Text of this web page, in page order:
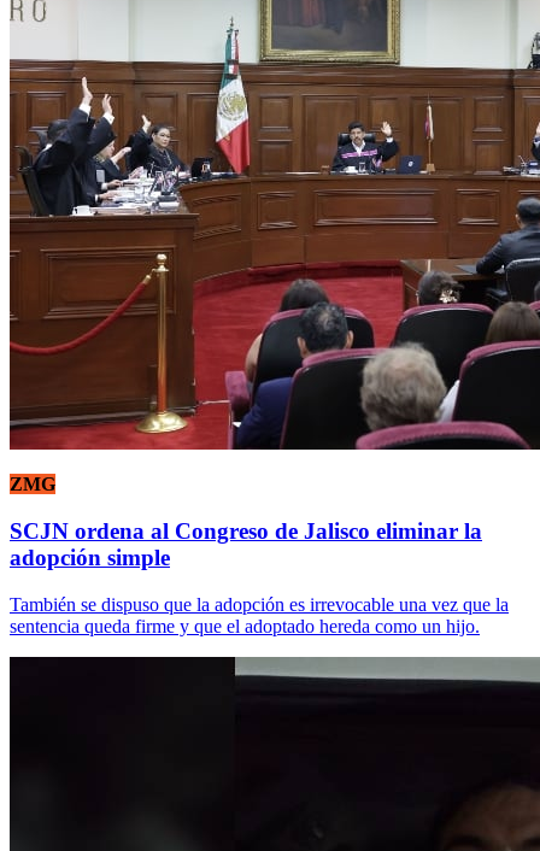
ZMG
SCJN ordena al Congreso de Jalisco eliminar la
adopción simple
También se dispuso que la adopción es irrevocable una vez que la
sentencia queda firme y que el adoptado hereda como un hijo.